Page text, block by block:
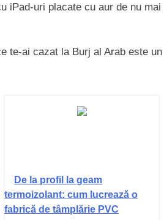
iPad-uri placate cu aur de nu mai
te-ai cazat la Burj al Arab este un
De la profil la geam
termoizolant: cum lucrează o
fabrică de tâmplărie PVC